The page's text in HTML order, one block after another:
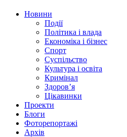
Новини
Події
Політика і влада
Економіка і бізнес
Спорт
Суспільство
Культура і освіта
Кримінал
Здоров’я
Цікавинки
Проекти
Блоги
Фоторепортажі
Архів